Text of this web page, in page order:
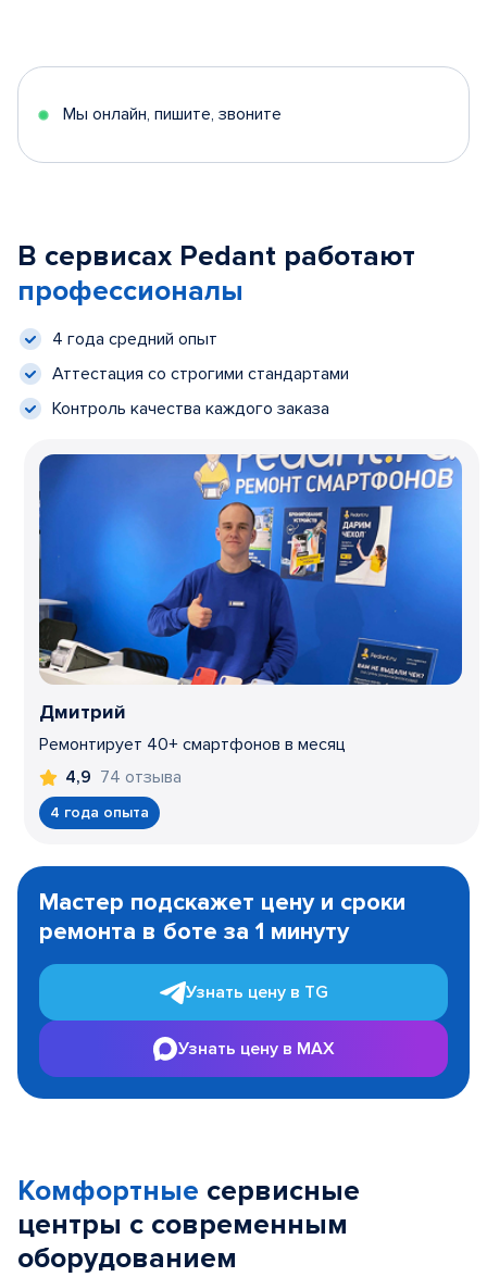
Мы онлайн, пишите, звоните
В сервисах Pedant работают
профессионалы
4 года средний опыт
Аттестация со строгими стандартами
Контроль качества каждого заказа
Дмитрий
Ремонтирует 40+ смартфонов в месяц
4,9 74 отзыва
4 года опыта
1
Мастер подскажет цену и сроки
ремонта в боте за 1 минуту
Узнать цену в TG
Узнать цену в MAX
Комфортные сервисные
центры с современным
оборудованием